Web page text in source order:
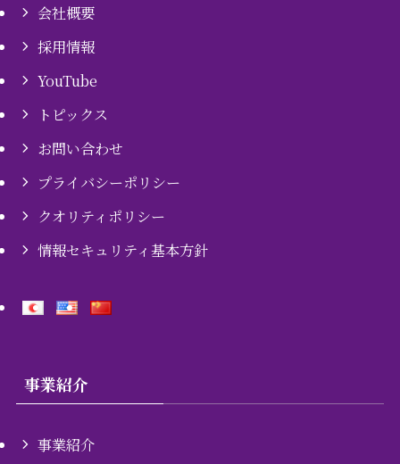
会社概要
採用情報
YouTube
トピックス
お問い合わせ
プライバシーポリシー
クオリティポリシー
情報セキュリティ基本方針
事業紹介
事業紹介